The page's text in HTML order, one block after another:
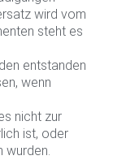
wird vom
steht es
entstanden
wenn
nicht zur
ist, oder
wurden.